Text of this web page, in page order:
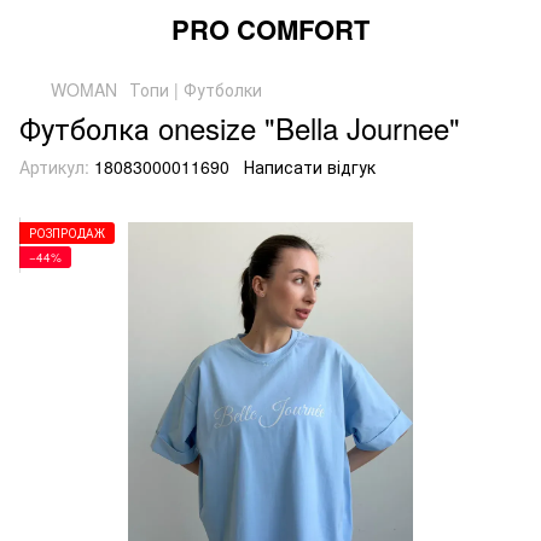
PRO COMFORT
WOMAN Топи | Футболки
Футболка onesize "Bella Journee"
Артикул: 18083000011690 Написати відгук
РОЗПРОДАЖ
−44%